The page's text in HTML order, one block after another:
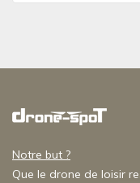
Notre but ?
Que le drone de loisir